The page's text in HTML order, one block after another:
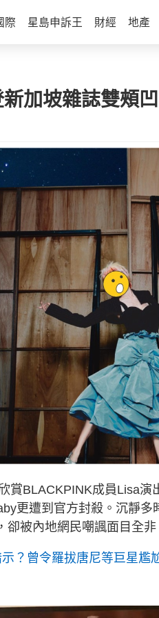
際 星島申訴王 財經 地產
加坡雜誌雙頰
BLACKPINK成員Lisa演
更遭到官方封殺。沉靜多
被內地網民嘲諷面目全非
？曾令羅拔唐尼等巨星尷